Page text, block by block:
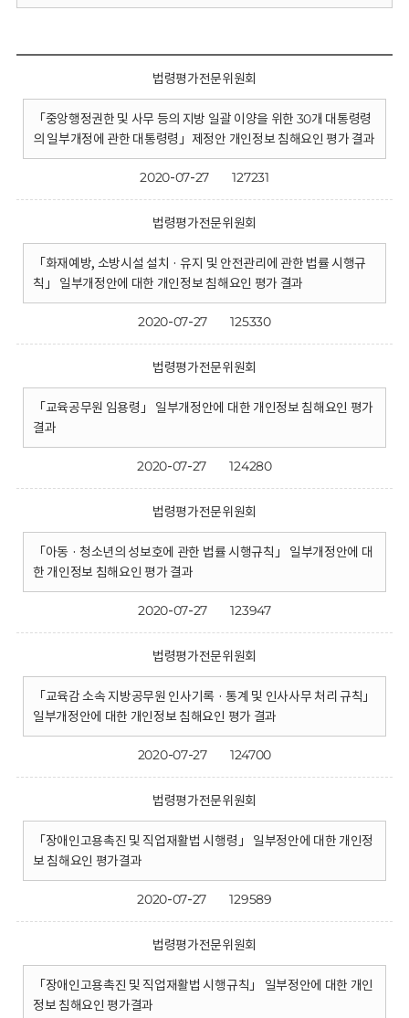
법령평가전문위원회
「중앙행정권한 및 사무 등의 지방 일괄 이양을 위한 30개 대통령령
의 일부개정에 관한 대통령령」제정안 개인정보 침해요인 평가 결과
2020-07-27 127231
법령평가전문위원회
「화재예방, 소방시설 설치 · 유지 및 안전관리에 관한 법률 시행규
칙」 일부개정안에 대한 개인정보 침해요인 평가 결과
2020-07-27 125330
법령평가전문위원회
「교육공무원 임용령」 일부개정안에 대한 개인정보 침해요인 평가
결과
2020-07-27 124280
법령평가전문위원회
「아동 · 청소년의 성보호에 관한 법률 시행규칙」 일부개정안에 대
한 개인정보 침해요인 평가 결과
2020-07-27 123947
법령평가전문위원회
「교육감 소속 지방공무원 인사기록 · 통계 및 인사사무 처리 규칙」
일부개정안에 대한 개인정보 침해요인 평가 결과
2020-07-27 124700
법령평가전문위원회
「장애인고용촉진 및 직업재활법 시행령」 일부정안에 대한 개인정
보 침해요인 평가결과
2020-07-27 129589
법령평가전문위원회
「장애인고용촉진 및 직업재활법 시행규칙」 일부정안에 대한 개인
정보 침해요인 평가결과